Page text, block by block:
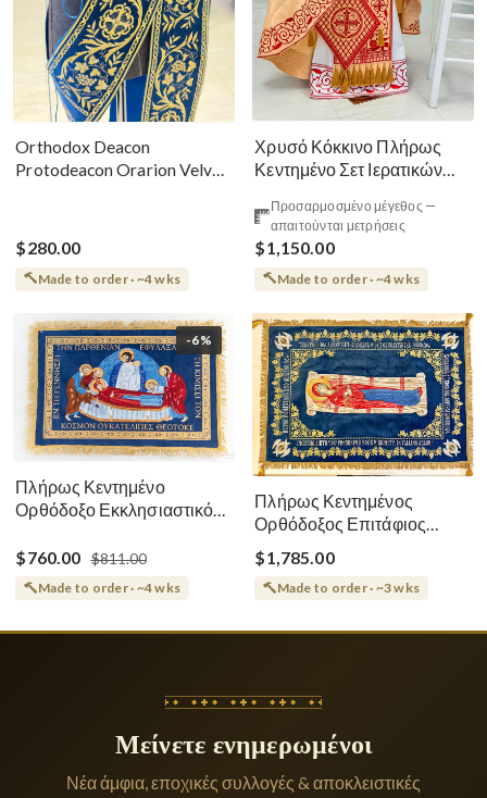
Orthodox Deacon
Protodeacon Orarion Velvet
$280.00
Made to order · ~4 wks
Χρυσό Κόκκινο Πλήρως
Κεντημένο Σετ Ιερατικών
Προσαρμοσμένο μέγεθος —
απαιτούνται μετρήσεις
$1,150.00
Made to order · ~4 wks
-6%
Πλήρως Κεντημένο
Ορθόδοξο Εκκλησιαστικό
Θεοτόκου
$760.00 $811.00
Made to order · ~4 wks
Πλήρως Κεντημένος
Ορθόδοξος Επιτάφιος
Κοίμησης
$1,785.00
Made to order · ~3 wks
Μείνετε ενημερωμένοι
Νέα άμφια, εποχικές συλλογές & αποκλειστικές